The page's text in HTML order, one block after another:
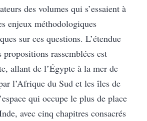
des volumes qui s’essaient à
enjeux méthodologiques
sur ces questions. L’étendue
propositions rassemblées est
allant de l’Égypte à la mer de
l’Afrique du Sud et les îles de
qui occupe le plus de place
avec cinq chapitres consacrés